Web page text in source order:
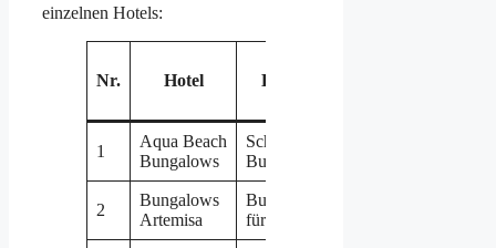
einzelnen Hotels:
Nr. Hotel Beschreibung
1
Aqua Beach
Bungalows
Schwule
Bungalowanlage
2
Bungalows
Artemisa
Bungalowanalage
für Gays